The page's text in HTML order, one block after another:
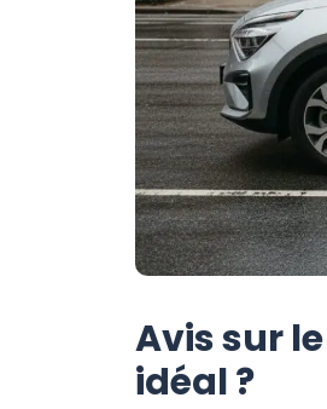
Avis sur
idéal ?